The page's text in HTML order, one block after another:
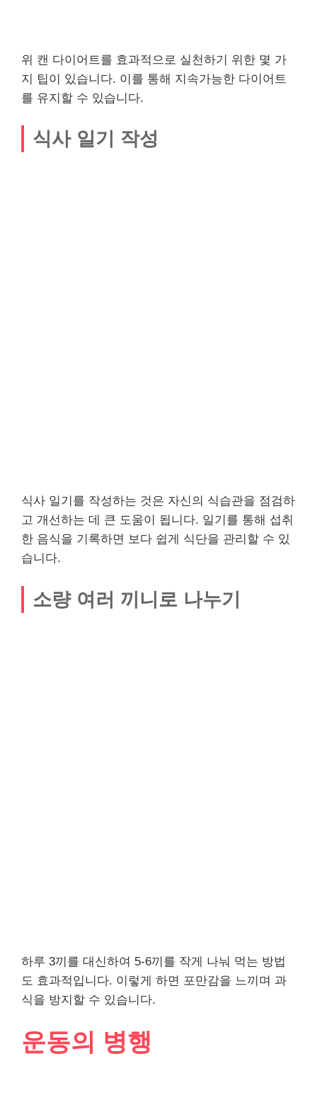
위 캔 다이어트를 효과적으로 실천하기 위한 몇 가
지 팁이 있습니다. 이를 통해 지속가능한 다이어트
를 유지할 수 있습니다.
식사 일기 작성
식사 일기를 작성하는 것은 자신의 식습관을 점검하
고 개선하는 데 큰 도움이 됩니다. 일기를 통해 섭취
한 음식을 기록하면 보다 쉽게 식단을 관리할 수 있
습니다.
소량 여러 끼니로 나누기
하루 3끼를 대신하여 5-6끼를 작게 나눠 먹는 방법
도 효과적입니다. 이렇게 하면 포만감을 느끼며 과
식을 방지할 수 있습니다.
운동의 병행